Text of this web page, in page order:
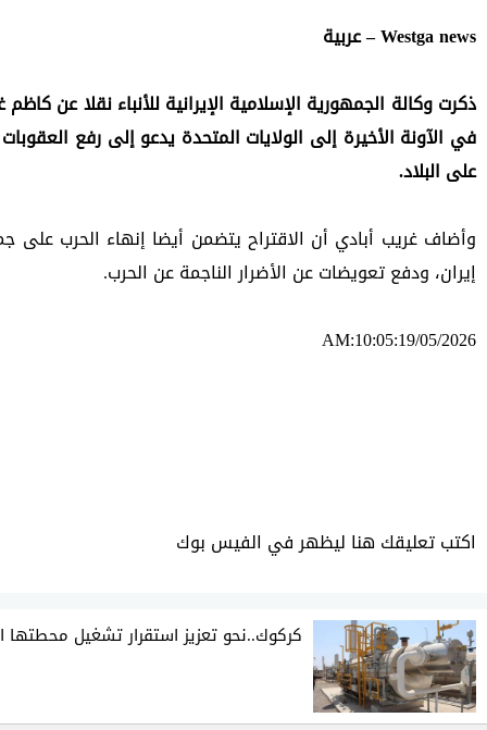
Westga news – عربية
على البلاد.
إيران، ودفع ⁠تعويضات عن الأضرار الناجمة عن الحرب.
AM:10:05:19/05/2026
اكتب تعليقك هنا ليظهر في الفيس بوك
كركوك..نحو تعزيز استقرار تشغيل محطتها